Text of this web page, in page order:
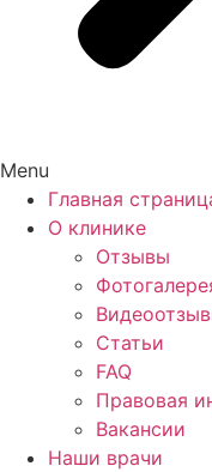
Menu
Главная
О клинике
Отзывы
Статьи
FAQ
Правовая
Вакансии
Наши врачи